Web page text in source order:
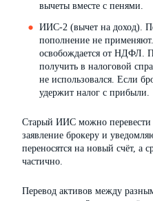
вычеты вместе с пенями.
ИИС-2 (вычет на доход).
пополнение не
освобождается от НДФЛ.
получить в налоговой
не использовался. Если
удержит налог с прибыли.
Старый ИИС можно
заявление брокеру и
переносятся на новый счёт, а
частично.
Перевод активов между